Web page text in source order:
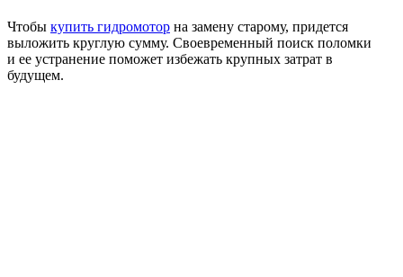
Чтобы купить гидромотор на замену старому, придется
выложить круглую сумму. Своевременный поиск поломки
и ее устранение поможет избежать крупных затрат в
будущем.